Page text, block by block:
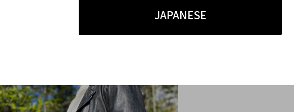
JAPANESE
ザイン自体は定番化しており、現在でも販売されております。なぜ
で取引されているのでしょうか。
任したファーストコレクションでもあり、大変希少なアイテムとな
番は違えど、同じものが出ておりますが、違うのはサイジングと素材